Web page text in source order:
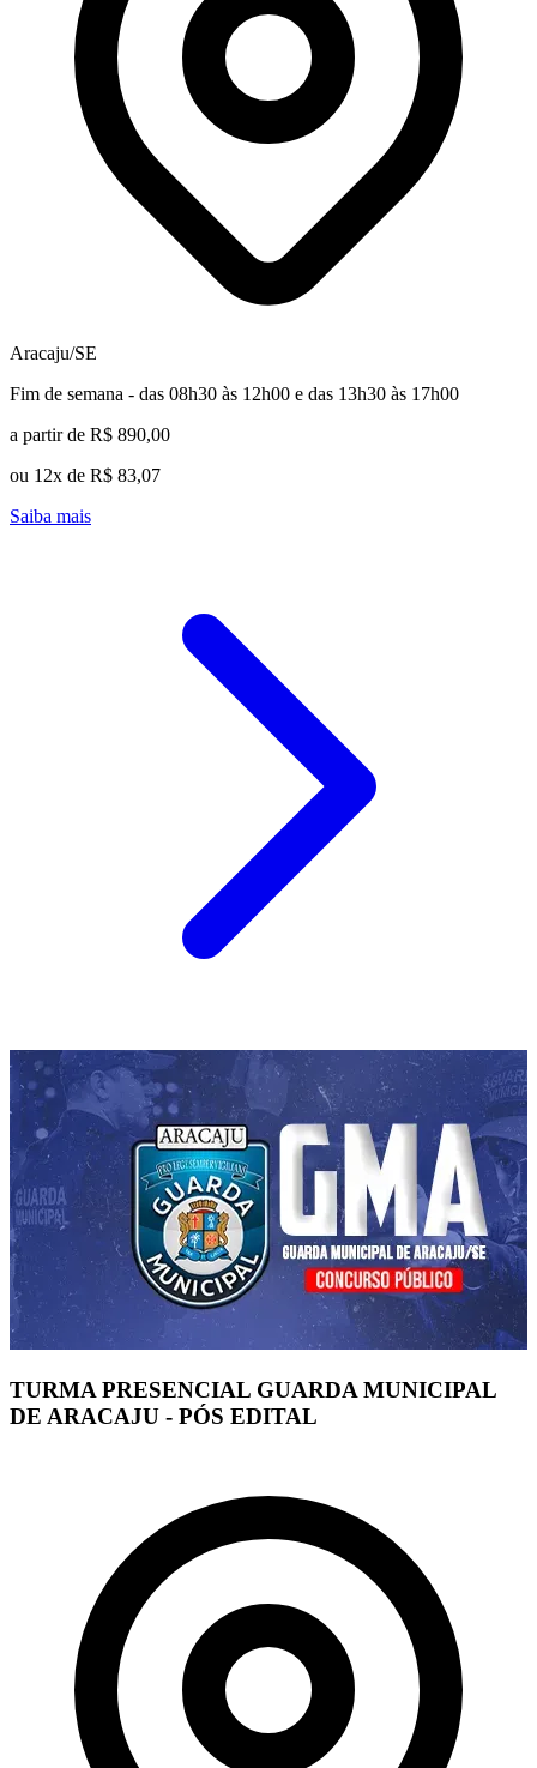
Aracaju/SE
Fim de semana - das 08h30 às 12h00 e das 13h30 às 17h00
a partir de R$ 890,00
ou 12x de R$ 83,07
Saiba mais
TURMA PRESENCIAL GUARDA MUNICIPAL
DE ARACAJU - PÓS EDITAL